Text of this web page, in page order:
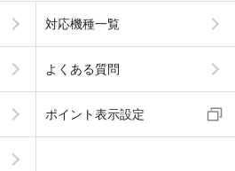
対応機種一覧
よくある質問
ポイント表示設定